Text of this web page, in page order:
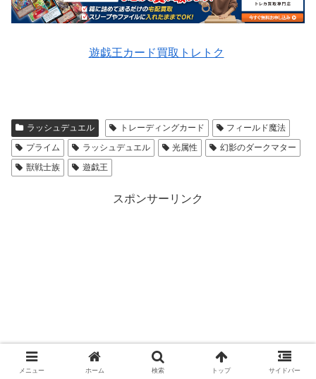
遊戯王カード買取トレトク
ラッシュデュエル トレーディングカード
フィールド魔法
プライム
ラッシュデュエル 光属性
幻影のダークマター
獣戦士族
遊戯王
スポンサーリンク
メニュー ホーム 検索 トップ サイドバー